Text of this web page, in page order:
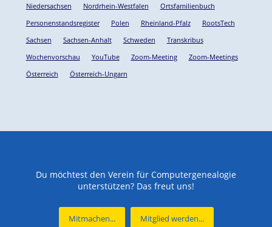
Niedersachsen
Nordrhein-Westfalen
Ortsfamilienbuch
Personenstandsregister
Polen Rheinland-Pfalz
RootsTech
Sachsen
Sachsen-Anhalt Schweden
Transkribus
Wochenvorschau
YouTube Zoom-Meeting
Zoom-Meetings
Österreich
Österreich-Ungarn
Du möchtest den Verein für Computergenealogie
unterstützen? Das freut uns!
Mitmachen... Mitglied werden...